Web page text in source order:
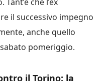
il successivo impegno
anche quello
pomeriggio.
il Torino: la